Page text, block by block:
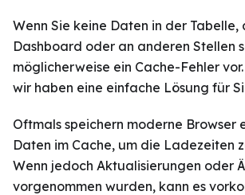
Wenn Sie keine Daten in der Tabelle,
Dashboard oder an anderen Stellen
möglicherweise ein Cache-Fehler
wir haben eine einfache Lösung für
Oftmals speichern moderne Browser
Daten im Cache, um die Ladezeiten
Wenn jedoch Aktualisierungen oder
vorgenommen wurden, kann es